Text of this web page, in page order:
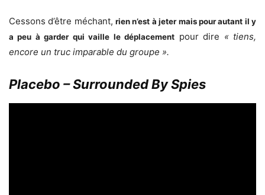
Cessons d’être méchant,rien n’est à jeter mais pour autant il y
a peu à garder qui vaille le déplacement pour dire « tiens,
encore un truc imparable du groupe ».
Placebo – Surrounded By Spies